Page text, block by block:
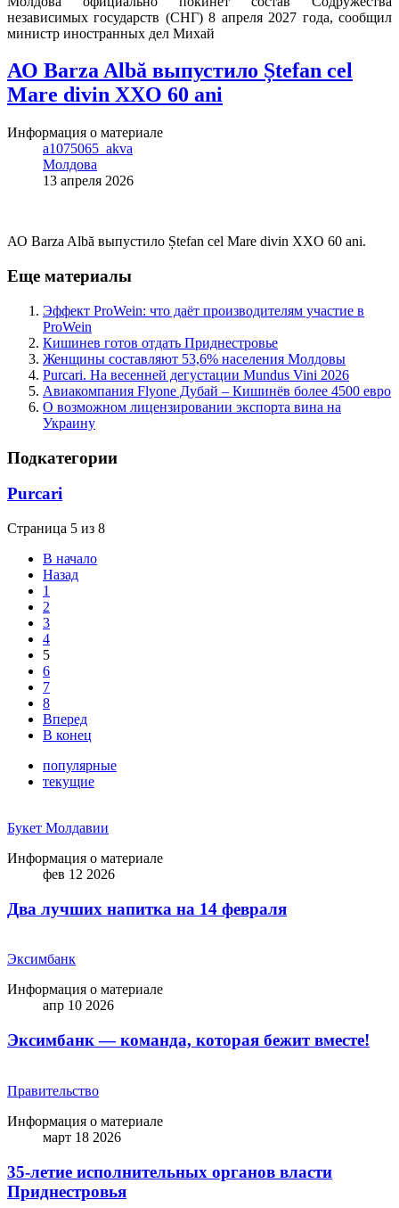
независимых государств (СНГ) 8 апреля 2027 года, сообщил
министр иностранных дел Михай
АО Barza Albă выпустило Ștefan cel
Mare divin XXO 60 ani
Информация о материале
a1075065_akva
Молдова
13 апреля 2026
АО Barza Albă выпустило Ștefan cel Mare divin XXO 60 ani.
Еще материалы
Эффект ProWein: что даёт производителям участие в
ProWein
Кишинев готов отдать Приднестровье
Женщины составляют 53,6% населения Молдовы
Purcari. На весенней дегустации Mundus Vini 2026
Авиакомпания Flyone Дубай – Кишинёв более 4500 евро
О возможном лицензировании экспорта вина на
Украину
Подкатегории
Purcari
Страница 5 из 8
В начало
Назад
1
2
3
4
5
6
7
8
Вперед
В конец
популярные
текущие
Букет Молдавии
Информация о материале
фев 12 2026
Два лучших напитка на 14 февраля
Эксимбанк
Информация о материале
апр 10 2026
Эксимбанк — команда, которая бежит вместе!
Правительство
Информация о материале
март 18 2026
35-летие исполнительных органов власти
Приднестровья